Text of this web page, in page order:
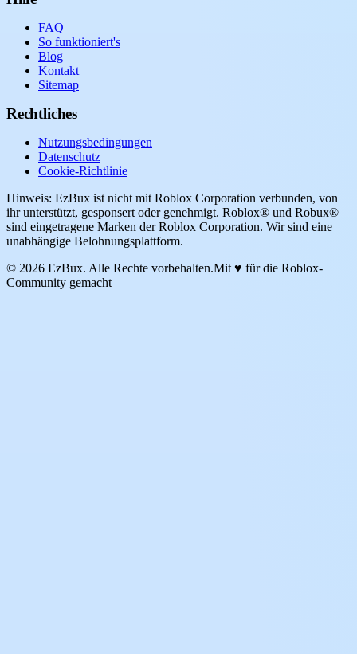
FAQ
So funktioniert's
Blog
Kontakt
Sitemap
Rechtliches
Nutzungsbedingungen
Datenschutz
Cookie-Richtlinie
Hinweis: EzBux ist nicht mit Roblox Corporation verbunden, von
ihr unterstützt, gesponsert oder genehmigt. Roblox® und Robux®
sind eingetragene Marken der Roblox Corporation. Wir sind eine
unabhängige Belohnungsplattform.
© 2026 EzBux. Alle Rechte vorbehalten.Mit ♥ für die Roblox-
Community gemacht